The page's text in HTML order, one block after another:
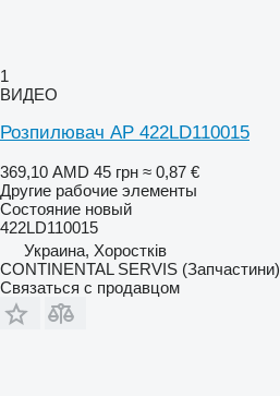
1
ВИДЕО
Розпилювач AP 422LD110015
369,10 AMD 45 грн ≈ 0,87 €
Другие рабочие элементы
Состояние новый
422LD110015
Украина, Хоростків
CONTINENTAL SERVIS (Запчастини)
Связаться с продавцом